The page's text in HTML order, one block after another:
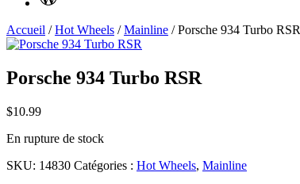
Accueil /Hot Wheels /Mainline / Porsche 934 Turbo RSR
Porsche 934 Turbo RSR
$10.99
En rupture de stock
SKU: 14830 Catégories : Hot Wheels, Mainline